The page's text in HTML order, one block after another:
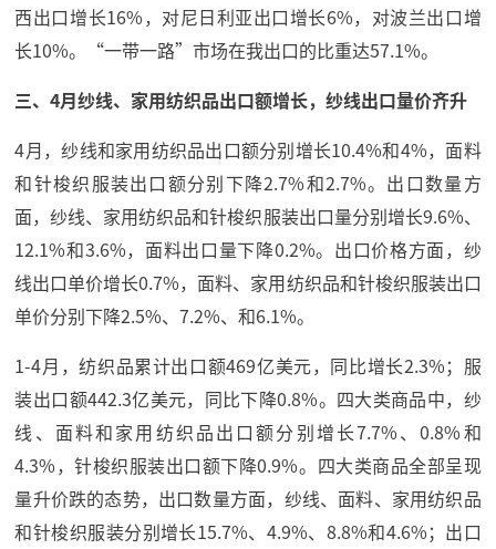
西出口增长16%，对尼日利亚出口增长6%，对波兰出口增
长10%。“一带一路”市场在我出口的比重达57.1%。
三、4月纱线、家用纺织品出口额增长，纱线出口量价齐升
4月，纱线和家用纺织品出口额分别增长10.4%和4%，面料
和针梭织服装出口额分别下降2.7%和2.7%。出口数量方
面，纱线、家用纺织品和针梭织服装出口量分别增长9.6%、
12.1%和3.6%，面料出口量下降0.2%。出口价格方面，纱
线出口单价增长0.7%，面料、家用纺织品和针梭织服装出口
单价分别下降2.5%、7.2%、和6.1%。
1-4月，纺织品累计出口额469亿美元，同比增长2.3%；服
装出口额442.3亿美元，同比下降0.8%。四大类商品中，纱
线、面料和家用纺织品出口额分别增长7.7%、0.8%和
4.3%，针梭织服装出口额下降0.9%。四大类商品全部呈现
量升价跌的态势，出口数量方面，纱线、面料、家用纺织品
和针梭织服装分别增长15.7%、4.9%、8.8%和4.6%；出口